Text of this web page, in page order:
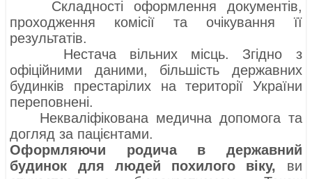
Складності оформлення документів,
проходження комісії та очікування її
результатів.
Нестача вільних місць. Згідно з
офіційними даними, більшість державних
будинків престарілих на території України
переповнені.
Некваліфікована медична допомога та
догляд за пацієнтами.
Оформляючи родича в державний
будинок для людей похилого віку, ви